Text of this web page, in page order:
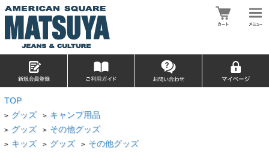
TOP
> グッズ > キャンプ用品
> グッズ > その他グッズ
> キッズ > グッズ > その他グッズ